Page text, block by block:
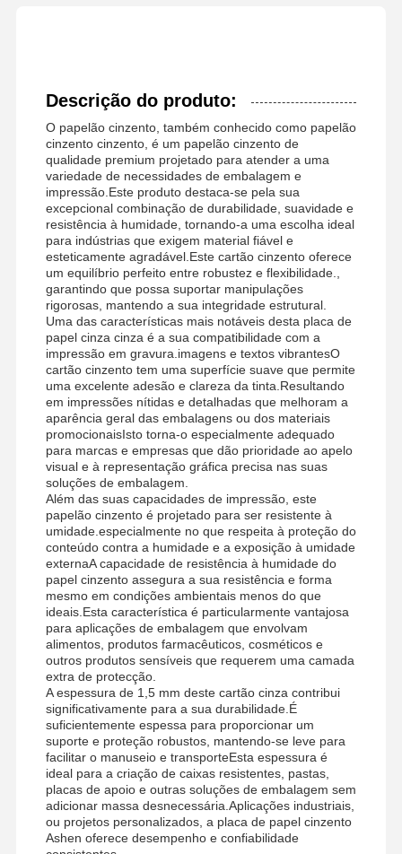
Descrição do produto:
O papelão cinzento, também conhecido como papelão
cinzento cinzento, é um papelão cinzento de
qualidade premium projetado para atender a uma
variedade de necessidades de embalagem e
impressão.Este produto destaca-se pela sua
excepcional combinação de durabilidade, suavidade e
resistência à humidade, tornando-a uma escolha ideal
para indústrias que exigem material fiável e
esteticamente agradável.Este cartão cinzento oferece
um equilíbrio perfeito entre robustez e flexibilidade.,
garantindo que possa suportar manipulações
rigorosas, mantendo a sua integridade estrutural.
Uma das características mais notáveis desta placa de
papel cinza cinza é a sua compatibilidade com a
impressão em gravura.imagens e textos vibrantesO
cartão cinzento tem uma superfície suave que permite
uma excelente adesão e clareza da tinta.Resultando
em impressões nítidas e detalhadas que melhoram a
aparência geral das embalagens ou dos materiais
promocionaisIsto torna-o especialmente adequado
para marcas e empresas que dão prioridade ao apelo
visual e à representação gráfica precisa nas suas
soluções de embalagem.
Além das suas capacidades de impressão, este
papelão cinzento é projetado para ser resistente à
umidade.especialmente no que respeita à proteção do
conteúdo contra a humidade e a exposição à umidade
externaA capacidade de resistência à humidade do
papel cinzento assegura a sua resistência e forma
mesmo em condições ambientais menos do que
ideais.Esta característica é particularmente vantajosa
para aplicações de embalagem que envolvam
alimentos, produtos farmacêuticos, cosméticos e
outros produtos sensíveis que requerem uma camada
extra de protecção.
A espessura de 1,5 mm deste cartão cinza contribui
significativamente para a sua durabilidade.É
suficientemente espessa para proporcionar um
suporte e proteção robustos, mantendo-se leve para
facilitar o manuseio e transporteEsta espessura é
ideal para a criação de caixas resistentes, pastas,
placas de apoio e outras soluções de embalagem sem
adicionar massa desnecessária.Aplicações industriais,
ou projetos personalizados, a placa de papel cinzento
Ashen oferece desempenho e confiabilidade